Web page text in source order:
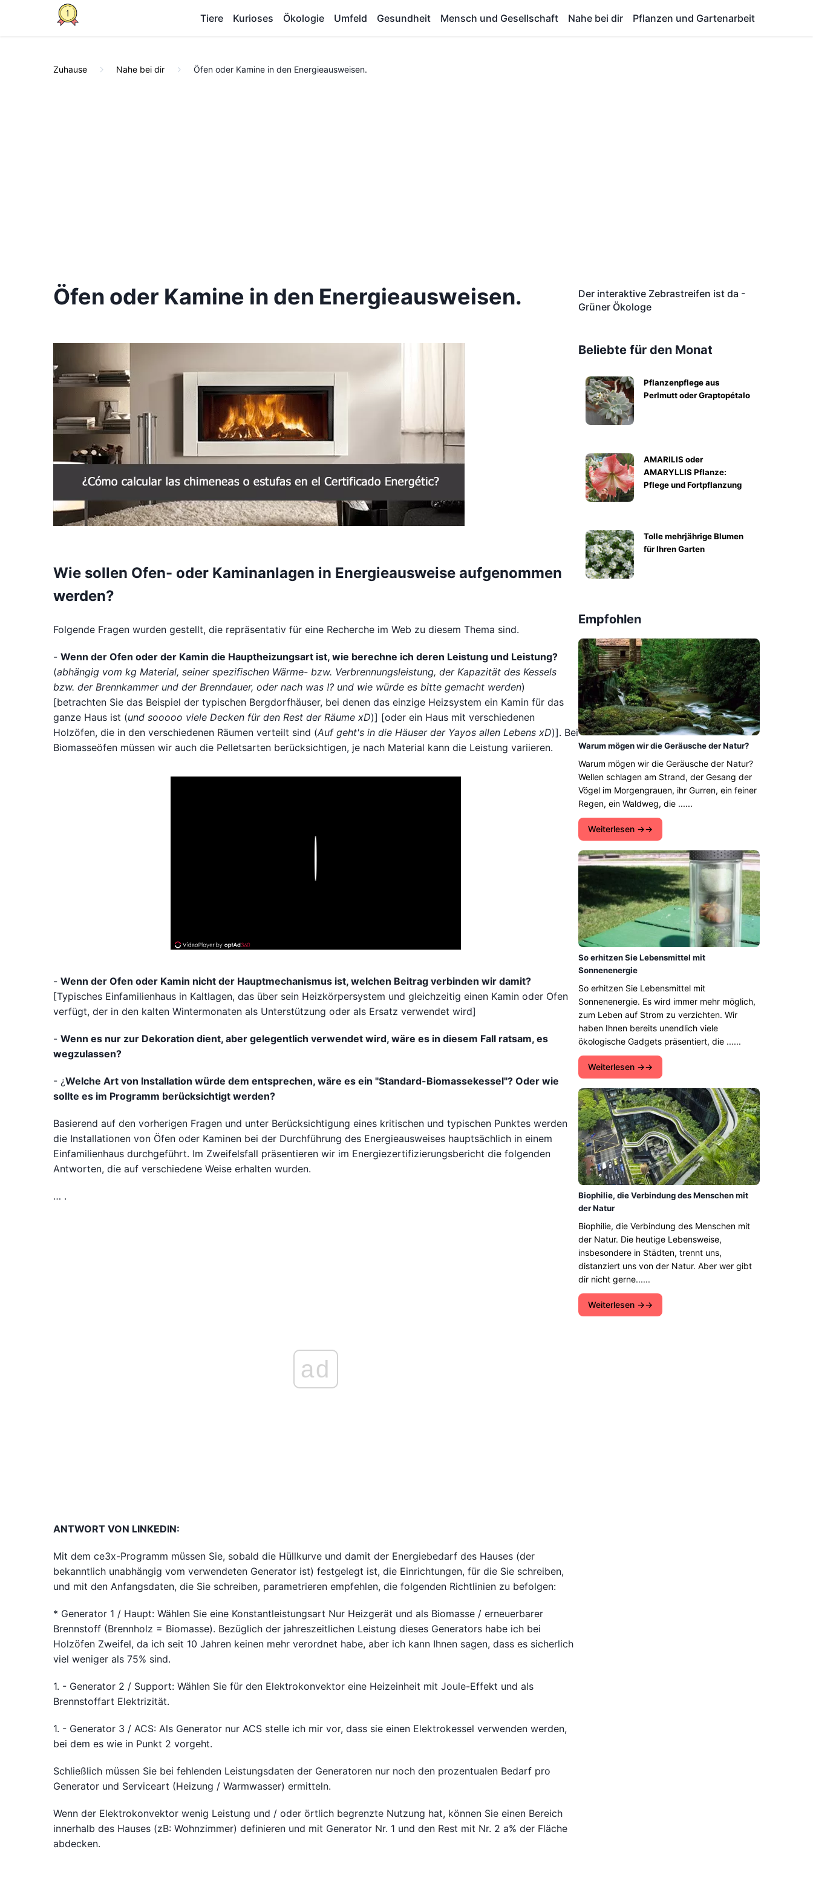
Tiere Kurioses Ökologie Umfeld Gesundheit Mensch und Gesellschaft Nahe bei dir Pflanzen und Gartenarbeit
Zuhause Nahe bei dir Öfen oder Kamine in den Energieausweisen.
Öfen oder Kamine in den Energieausweisen.
Wie sollen Ofen- oder Kaminanlagen in Energieausweise aufgenommen
werden?
Folgende Fragen wurden gestellt, die repräsentativ für eine Recherche im Web zu diesem Thema sind.
- Wenn der Ofen oder der Kamin die Hauptheizungsart ist, wie berechne ich deren Leistung und Leistung?
(abhängig vom kg Material, seiner spezifischen Wärme- bzw. Verbrennungsleistung, der Kapazität des Kessels
bzw. der Brennkammer und der Brenndauer, oder nach was !? und wie würde es bitte gemacht werden)
[betrachten Sie das Beispiel der typischen Bergdorfhäuser, bei denen das einzige Heizsystem ein Kamin für das
ganze Haus ist (und sooooo viele Decken für den Rest der Räume xD)] [oder ein Haus mit verschiedenen
Holzöfen, die in den verschiedenen Räumen verteilt sind (Auf geht's in die Häuser der Yayos allen Lebens xD)]. Bei
Biomasseöfen müssen wir auch die Pelletsarten berücksichtigen, je nach Material kann die Leistung variieren.
- Wenn der Ofen oder Kamin nicht der Hauptmechanismus ist, welchen Beitrag verbinden wir damit?
[Typisches Einfamilienhaus in Kaltlagen, das über sein Heizkörpersystem und gleichzeitig einen Kamin oder Ofen
verfügt, der in den kalten Wintermonaten als Unterstützung oder als Ersatz verwendet wird]
- Wenn es nur zur Dekoration dient, aber gelegentlich verwendet wird, wäre es in diesem Fall ratsam, es
wegzulassen?
- ¿Welche Art von Installation würde dem entsprechen, wäre es ein "Standard-Biomassekessel"? Oder wie
sollte es im Programm berücksichtigt werden?
Basierend auf den vorherigen Fragen und unter Berücksichtigung eines kritischen und typischen Punktes werden
die Installationen von Öfen oder Kaminen bei der Durchführung des Energieausweises hauptsächlich in einem
Einfamilienhaus durchgeführt. Im Zweifelsfall präsentieren wir im Energiezertifizierungsbericht die folgenden
Antworten, die auf verschiedene Weise erhalten wurden.
… .
ad
ANTWORT VON LINKEDIN:
Mit dem ce3x-Programm müssen Sie, sobald die Hüllkurve und damit der Energiebedarf des Hauses (der
bekanntlich unabhängig vom verwendeten Generator ist) festgelegt ist, die Einrichtungen, für die Sie schreiben,
und mit den Anfangsdaten, die Sie schreiben, parametrieren empfehlen, die folgenden Richtlinien zu befolgen:
* Generator 1 / Haupt: Wählen Sie eine Konstantleistungsart Nur Heizgerät und als Biomasse / erneuerbarer
Brennstoff (Brennholz = Biomasse). Bezüglich der jahreszeitlichen Leistung dieses Generators habe ich bei
Holzöfen Zweifel, da ich seit 10 Jahren keinen mehr verordnet habe, aber ich kann Ihnen sagen, dass es sicherlich
viel weniger als 75% sind.
1. - Generator 2 / Support: Wählen Sie für den Elektrokonvektor eine Heizeinheit mit Joule-Effekt und als
Brennstoffart Elektrizität.
1. - Generator 3 / ACS: Als Generator nur ACS stelle ich mir vor, dass sie einen Elektrokessel verwenden werden,
bei dem es wie in Punkt 2 vorgeht.
Schließlich müssen Sie bei fehlenden Leistungsdaten der Generatoren nur noch den prozentualen Bedarf pro
Generator und Serviceart (Heizung / Warmwasser) ermitteln.
Wenn der Elektrokonvektor wenig Leistung und / oder örtlich begrenzte Nutzung hat, können Sie einen Bereich
innerhalb des Hauses (zB: Wohnzimmer) definieren und mit Generator Nr. 1 und den Rest mit Nr. 2 a% der Fläche
abdecken.
Der interaktive Zebrastreifen ist da -
Grüner Ökologe
Beliebte für den Monat
Pflanzenpflege aus
Perlmutt oder Graptopétalo
AMARILIS oder
AMARYLLIS Pflanze:
Pflege und Fortpflanzung
Tolle mehrjährige Blumen
für Ihren Garten
Empfohlen
Warum mögen wir die Geräusche der Natur?
Warum mögen wir die Geräusche der Natur?
Wellen schlagen am Strand, der Gesang der
Vögel im Morgengrauen, ihr Gurren, ein feiner
Regen, ein Waldweg, die ......
Weiterlesen →
So erhitzen Sie Lebensmittel mit
Sonnenenergie
So erhitzen Sie Lebensmittel mit
Sonnenenergie. Es wird immer mehr möglich,
zum Leben auf Strom zu verzichten. Wir
haben Ihnen bereits unendlich viele
ökologische Gadgets präsentiert, die ......
Weiterlesen →
Biophilie, die Verbindung des Menschen mit
der Natur
Biophilie, die Verbindung des Menschen mit
der Natur. Die heutige Lebensweise,
insbesondere in Städten, trennt uns,
distanziert uns von der Natur. Aber wer gibt
dir nicht gerne......
Weiterlesen →